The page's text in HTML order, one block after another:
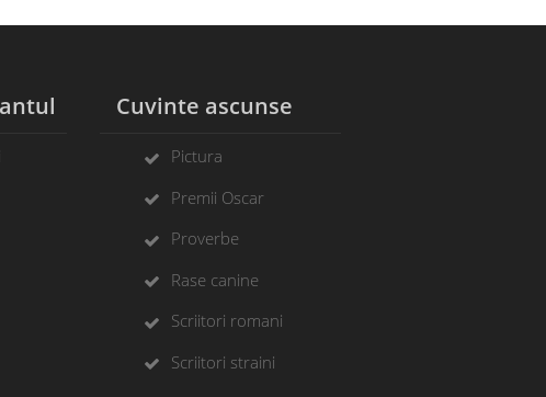
Cuvinte ascunse
Pictura
Premii Oscar
Proverbe
Rase canine
Scriitori romani
Scriitori straini